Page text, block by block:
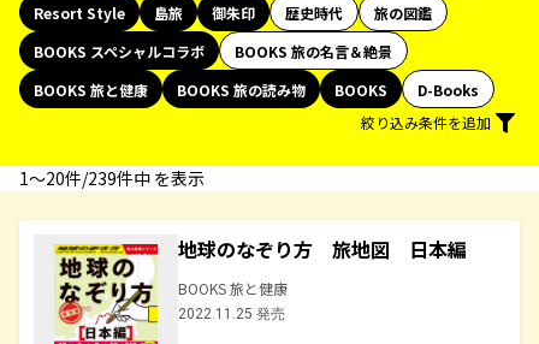
Resort Style
島旅 御朱印 歴史時代
旅の図鑑
BOOKS スペシャルコラボ
BOOKS 旅の名言＆絶景
BOOKS 旅と健康
BOOKS 旅の読み物 BOOKS
D-Books
絞り込み条件を追加
1〜20件/239件中 を表示
地球のなぞり方 旅地図 日本編
BOOKS 旅と健康
2022.11.25 発売